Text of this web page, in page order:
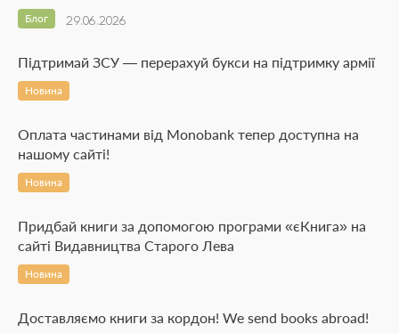
29.06.2026
Блог
Підтримай ЗСУ — перерахуй букси на підтримку армії
Новина
Оплата частинами від Monobank тепер доступна на
нашому сайті!
Новина
Придбай книги за допомогою програми «єКнига» на
сайті Видавництва Старого Лева
Новина
Доставляємо книги за кордон! We send books abroad!